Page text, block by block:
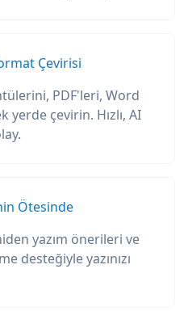
Çevirisi
PDF'leri, Word
yerde çevirin. Hızlı, AI
Ötesinde
yazım önerileri ve
desteğiyle yazınızı